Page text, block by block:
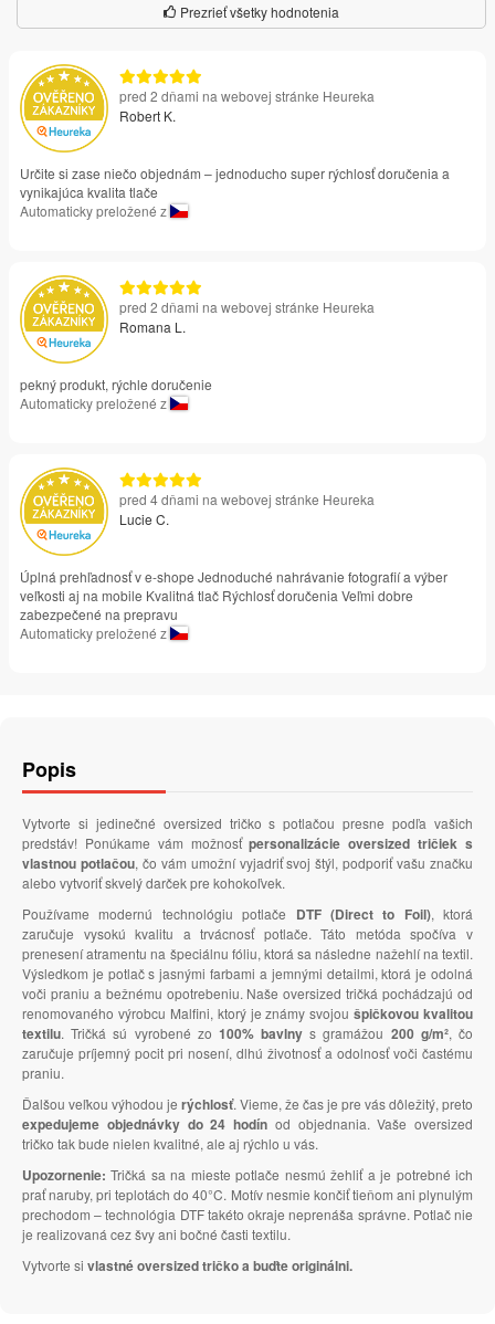
Prezrieť všetky hodnotenia
pred 2 dňami na webovej stránke Heureka
Robert K.
Určite si zase niečo objednám – jednoducho super rýchlosť doručenia a
vynikajúca kvalita tlače
Automaticky preložené z
pred 2 dňami na webovej stránke Heureka
Romana L.
pekný produkt, rýchle doručenie
Automaticky preložené z
pred 4 dňami na webovej stránke Heureka
Lucie C.
Úplná prehľadnosť v e-shope Jednoduché nahrávanie fotografií a výber
veľkosti aj na mobile Kvalitná tlač Rýchlosť doručenia Veľmi dobre
zabezpečené na prepravu
Automaticky preložené z
Popis
Vytvorte si jedinečné oversized tričko s potlačou presne podľa vašich
predstáv! Ponúkame vám možnosťpersonalizácie oversized tričiek s
vlastnou potlačou, čo vám umožní vyjadriť svoj štýl, podporiť vašu značku
alebo vytvoriť skvelý darček pre kohokoľvek.
Používame modernú technológiu potlače DTF (Direct to Foil), ktorá
zaručuje vysokú kvalitu a trvácnosť potlače. Táto metóda spočíva v
prenesení atramentu na špeciálnu fóliu, ktorá sa následne nažehlí na textil.
Výsledkom je potlač s jasnými farbami a jemnými detailmi, ktorá je odolná
voči praniu a bežnému opotrebeniu. Naše oversized tričká pochádzajú od
renomovaného výrobcu Malfini, ktorý je známy svojoušpičkovou kvalitou
textilu. Tričká sú vyrobené zo 100% bavlny s gramážou 200 g/m², čo
zaručuje príjemný pocit pri nosení, dlhú životnosť a odolnosť voči častému
praniu.
Ďalšou veľkou výhodou je rýchlosť. Vieme, že čas je pre vás dôležitý, preto
expedujeme objednávky do 24 hodín od objednania. Vaše oversized
tričko tak bude nielen kvalitné, ale aj rýchlo u vás.
Upozornenie: Tričká sa na mieste potlače nesmú žehliť a je potrebné ich
prať naruby, pri teplotách do 40°C. Motív nesmie končiť tieňom ani plynulým
prechodom – technológia DTF takéto okraje neprenáša správne. Potlač nie
je realizovaná cez švy ani bočné časti textilu.
Vytvorte si vlastné oversized tričko a buďte originálni.